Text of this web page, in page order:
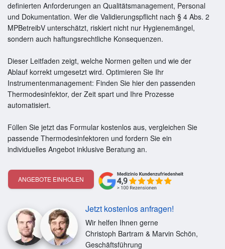
definierten Anforderungen an Qualitätsmanagement, Personal
und Dokumentation. Wer die Validierungspflicht nach § 4 Abs. 2
MPBetreibV unterschätzt, riskiert nicht nur Hygienemängel,
sondern auch haftungsrechtliche Konsequenzen.
Dieser Leitfaden zeigt, welche Normen gelten und wie der
Ablauf korrekt umgesetzt wird. Optimieren Sie Ihr
Instrumentenmanagement: Finden Sie hier den passenden
Thermodesinfektor, der Zeit spart und Ihre Prozesse
automatisiert.
Füllen Sie jetzt das Formular kostenlos aus, vergleichen Sie
passende Thermodesinfektoren und fordern Sie ein
individuelles Angebot inklusive Beratung an.
ANGEBOTE EINHOLEN
Jetzt kostenlos anfragen!
Wir helfen Ihnen gerne
Christoph Bartram & Marvin Schön,
Geschäftsführung